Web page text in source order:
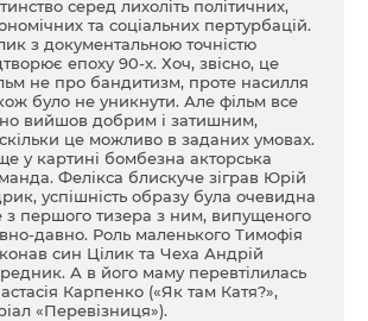
серед лихоліть політичних,
та соціальних пертурбацій.
з документальною точністю
епоху 90-х. Хоч, звісно, це
не про бандитизм, проте насилля
було не уникнути. Але фільм все
вийшов добрим і затишним,
це можливо в заданих умовах.
у картині бомбезна акторська
Фелікса блискуче зіграв Юрій
успішність образу була очевидна
з першого тизера з ним, випущеного
давно. Роль маленького Тимофія
син Цілик та Чеха Андрій
А в його маму перевтілилась
Карпенко («Як там Катя?»,
«Перевізниця»).